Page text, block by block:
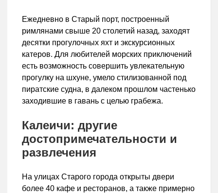
Ежедневно в Старый порт, построенный
римлянами свыше 20 столетий назад, заходят
десятки прогулочных яхт и экскурсионных
катеров. Для любителей морских приключений
есть возможность совершить увлекательную
прогулку на шхуне, умело стилизованной под
пиратские судна, в далеком прошлом частенько
заходившие в гавань с целью грабежа.
Калеичи: другие
достопримечательности и
развлечения
На улицах Старого города открыты двери
более 40 кафе и ресторанов, а также примерно